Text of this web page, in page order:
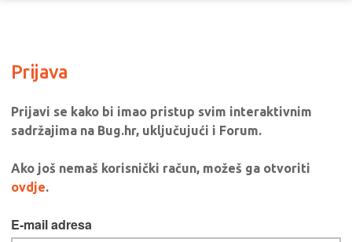
Prijava
Prijavi se kako bi imao pristup svim interaktivnim
sadržajima na Bug.hr, uključujući i Forum.
Ako još nemaš korisnički račun, možeš ga otvoriti
ovdje.
E-mail adresa